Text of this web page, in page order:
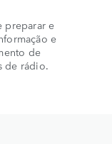
preparar e
e
de
de rádio.